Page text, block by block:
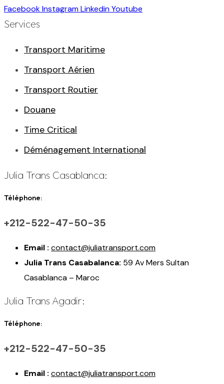
FacebookInstagramLinkedinYoutube
Services
Transport Maritime
Transport Aérien
Transport Routier
Douane
Time Critical
Déménagement International
Julia Trans Casablanca:
Téléphone:
+212-522-47-50-35
Email : contact@juliatransport.com
Julia Trans Casabalanca: 59 Av Mers Sultan
Casablanca – Maroc
Julia Trans Agadir:
Téléphone:
+212-522-47-50-35
Email : contact@juliatransport.com